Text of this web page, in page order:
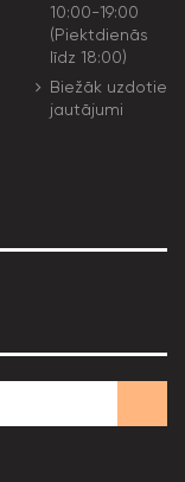
10:00-19:00
(Piektdienās
līdz 18:00)
Biežāk uzdotie
jautājumi